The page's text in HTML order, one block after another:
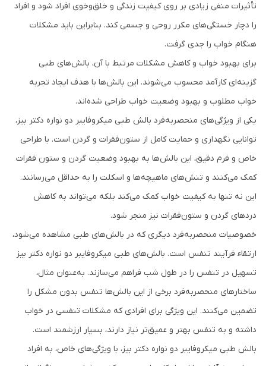
تأثیرات منفی زیادی بر روی کیفیت زندگی و خلق‌وخوی افراد شود و افراد
را دچار خستگی‌های مکرر روحی و جسمی کند. بنابراین باید مشکلات
هنگام خواب را جدی گرفت.
برای بهبود خواب و کاهش مشکلات مرتبط با آن، بالش‌های طبی
گزینه‌ای کارآمد محسوب می‌شوند. این بالش‌ها با هدف ایجاد تجربه
خواب مطلوب و بهبود وضعیت خواب طراحی شده‌اند.
یکی از ویژگی‌های منحصربه‌فرد بالش طبی میکروفایبر دو نواره دکتر بیز،
توانایی نگهداری و حمایت کامل از ستون‌فقرات و گردن است. با طراحی
خاص و فرم دقیق، این بالش‌ها به بهبود وضعیت گردن و ستون فقرات
کمک می‌کنند و تنش‌های ماهیچه‌ها و اسکلت را به حداقل می‌رسانند.
این نه تنها به کیفیت خواب کمک می‌کند بلکه می‌تواند به کاهش
دردهای گردن و ستون‌فقرات نیز منجر شود.
خصوصیات منحصربه‌فرد دیگری که در بالش‌های طبی مشاهده می‌شود،
ارتقاء فرآیند تنفس است. بالش‌های طبی میکروفایبر دو نواره دکتر بیز
تسهیل در تنفس را در طول شب فراهم می‌سازند. به‌عنوان مثال،
ساختارهای منحصربه‌فرد برخی از این بالش‌ها تنفس بدون مشکل را
تضمین می‌کنند. این ویژگی برای افرادی که مشکلات تنفسی در خواب
داشته و به تنفس بهتر و عمیق‌تر نیاز دارند، بسیار ارزشمند است.
بالش طبی میکروفایبر دو نواره دکتر بیز، با ویژگی‌های خاص، به افراد